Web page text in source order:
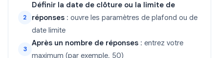
2
Définir la date de clôture ou la limite de
réponses : ouvre les paramètres de plafond ou de
date limite
3
Après un nombre de réponses : entrez votre
maximum (par exemple, 50)